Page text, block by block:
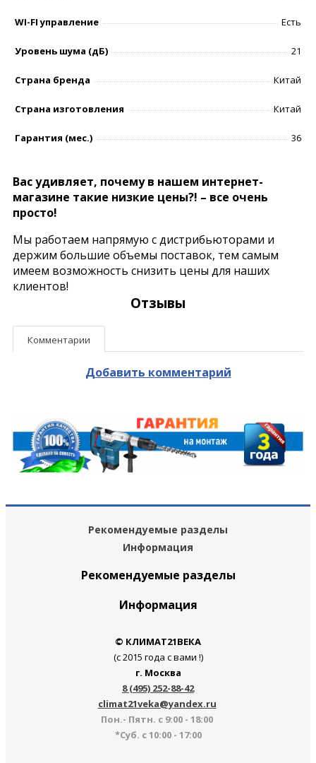
WI-FI управление Есть
Уровень шумa (дБ) 21
Страна бренда Китай
Страна изготовления Китай
Гарантия (мес.) 36
Вас удивляет, почему в нашем интернет-
магазине такие низкие цены?! – все очень
просто!
Мы работаем напрямую с дистрибьюторами и
держим большие объемы поставок, тем самым
имеем возможность снизить цены для наших
клиентов!
Отзывы
Комментарии
Добавить комментарий
Рекомендуемые разделы
Информация
Рекомендуемые разделы
Информация
© КЛИМАТ21ВЕКА
(с 2015 года с вами !)
г. Москва
8 (495) 252-88-42
climat21veka@yandex.ru
Пон.- Пятн. с 9:00 - 18:00
*Суб. с 10:00 - 17:00